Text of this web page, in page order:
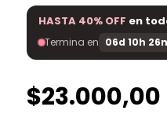
HASTA 40% OFF en
Termina en 06d 10h
$23.000,00